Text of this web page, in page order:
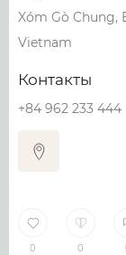
Xóm Gò Chung,
Vietnam
Контакты
+84 962 233 444
0 0